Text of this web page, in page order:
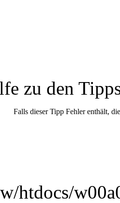
zu den
Falls dieser Tipp Fehler enthält,
htdocs/